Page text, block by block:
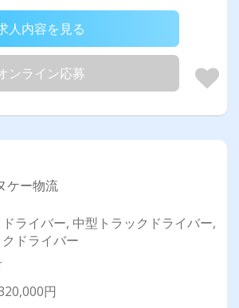
人内容を見る
ンライン応募
ケー物流
ライバー, 中型トラックドライバー,
ドライバー
円